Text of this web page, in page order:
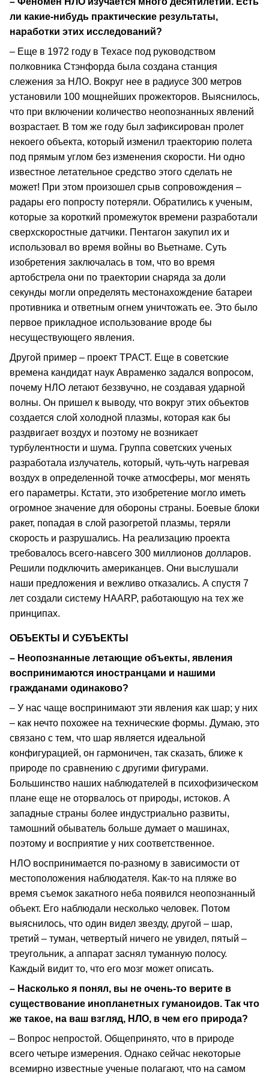
ли какие-нибудь практические результаты,
наработки этих исследований?
– Еще в 1972 году в Техасе под руководством
полковника Стэнфорда была создана станция
слежения за НЛО. Вокруг нее в радиусе 300 метров
установили 100 мощнейших прожекторов. Выяснилось,
что при включении количество неопознанных явлений
возрастает. В том же году был зафиксирован пролет
некоего объекта, который изменил траекторию полета
под прямым углом без изменения скорости. Ни одно
известное летательное средство этого сделать не
может! При этом произошел срыв сопровождения –
радары его попросту потеряли. Обратились к ученым,
которые за короткий промежуток времени разработали
сверхскоростные датчики. Пентагон закупил их и
использовал во время войны во Вьетнаме. Суть
изобретения заключалась в том, что во время
артобстрела они по траектории снаряда за доли
секунды могли определять местонахождение батареи
противника и ответным огнем уничтожать ее. Это было
первое прикладное использование вроде бы
несуществующего явления.
Другой пример – проект ТРАСТ. Еще в советские
времена кандидат наук Авраменко задался вопросом,
почему НЛО летают беззвучно, не создавая ударной
волны. Он пришел к выводу, что вокруг этих объектов
создается слой холодной плазмы, которая как бы
раздвигает воздух и поэтому не возникает
турбулентности и шума. Группа советских ученых
разработала излучатель, который, чуть-чуть нагревая
воздух в определенной точке атмосферы, мог менять
его параметры. Кстати, это изобретение могло иметь
огромное значение для обороны страны. Боевые блоки
ракет, попадая в слой разогретой плазмы, теряли
скорость и разрушались. На реализацию проекта
требовалось всего-навсего 300 миллионов долларов.
Решили подключить американцев. Они выслушали
наши предложения и вежливо отказались. А спустя 7
лет создали систему HAARP, работающую на тех же
принципах.
ОБЪЕКТЫ И СУБЪЕКТЫ
– Неопознанные летающие объекты, явления
воспринимаются иностранцами и нашими
гражданами одинаково?
– У нас чаще воспринимают эти явления как шар; у них
– как нечто похожее на технические формы. Думаю, это
связано с тем, что шар является идеальной
конфигурацией, он гармоничен, так сказать, ближе к
природе по сравнению с другими фигурами.
Большинство наших наблюдателей в психофизическом
плане еще не оторвалось от природы, истоков. А
западные страны более индустриально развиты,
тамошний обыватель больше думает о машинах,
поэтому и восприятие у них соответственное.
НЛО воспринимается по-разному в зависимости от
местоположения наблюдателя. Как-то на пляже во
время съемок закатного неба появился неопознанный
объект. Его наблюдали несколько человек. Потом
выяснилось, что один видел звезду, другой – шар,
третий – туман, четвертый ничего не увидел, пятый –
треугольник, а аппарат заснял туманную полосу.
Каждый видит то, что его мозг может описать.
– Насколько я понял, вы не очень-то верите в
существование инопланетных гуманоидов. Так что
же такое, на ваш взгляд, НЛО, в чем его природа?
– Вопрос непростой. Общепринято, что в природе
всего четыре измерения. Однако сейчас некоторые
всемирно известные ученые полагают, что на самом